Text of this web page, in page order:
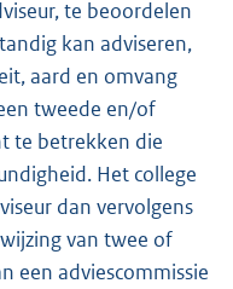
te beoordelen
kan adviseren,
aard en omvang
tweede en/of
te betrekken die
Het college
dan vervolgens
van twee of
een adviescommissie